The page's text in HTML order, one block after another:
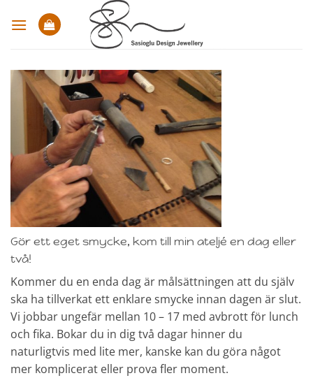
Gör ett eget smycke, kom till min ateljé en dag eller
två!
Kommer du en enda dag är målsättningen att du själv
ska ha tillverkat ett enklare smycke innan dagen är slut.
Vi jobbar ungefär mellan 10 – 17 med avbrott för lunch
och fika. Bokar du in dig två dagar hinner du
naturligtvis med lite mer, kanske kan du göra något
mer komplicerat eller prova fler moment.